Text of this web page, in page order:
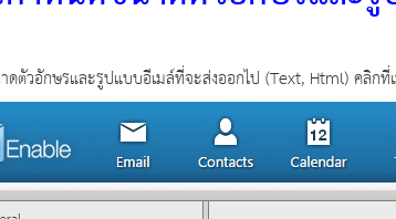
ตัวอักษรและรูปแบบอีเมล์ที่จะส่งออกไป (Text, Html) คลิ